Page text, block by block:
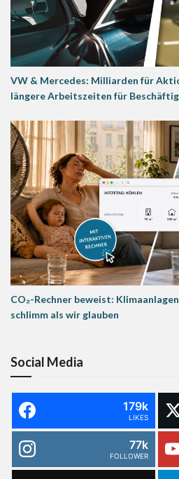
VW & Mercedes: Milliarden für
längere Arbeitszeiten für
CO₂-Rechner beweist:
schlimm als wir glauben
Social Media
179k
LIKES
77k
FOLLOWER